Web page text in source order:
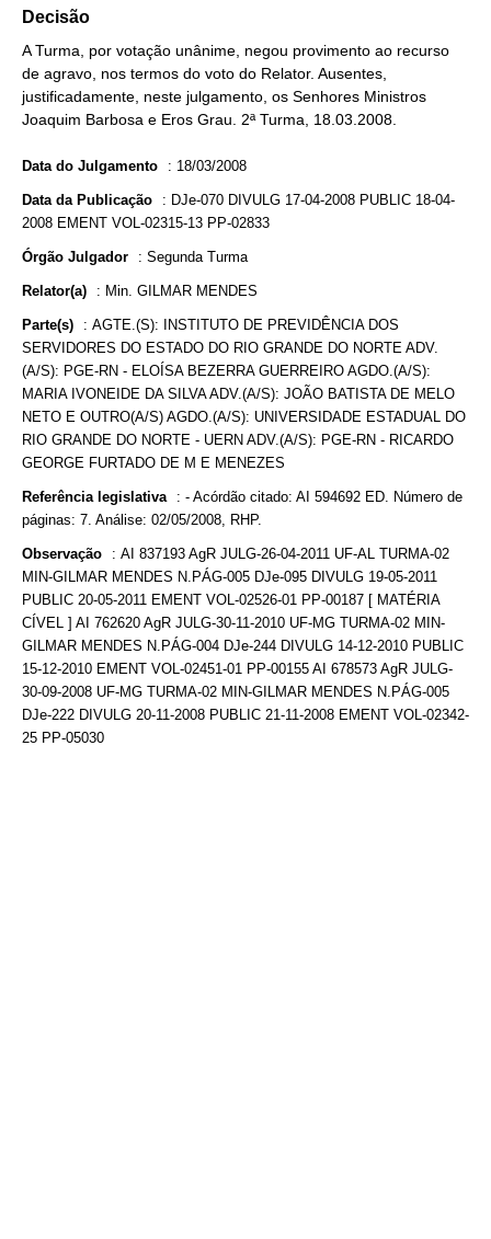
Decisão
A Turma, por votação unânime, negou provimento ao recurso
de agravo, nos termos do voto do Relator. Ausentes,
justificadamente, neste julgamento, os Senhores Ministros
Joaquim Barbosa e Eros Grau. 2ª Turma, 18.03.2008.
Data do Julgamento : 18/03/2008
Data da Publicação : DJe-070 DIVULG 17-04-2008 PUBLIC 18-04-
2008 EMENT VOL-02315-13 PP-02833
Órgão Julgador : Segunda Turma
Relator(a) : Min. GILMAR MENDES
Parte(s) : AGTE.(S): INSTITUTO DE PREVIDÊNCIA DOS
SERVIDORES DO ESTADO DO RIO GRANDE DO NORTE ADV.
(A/S): PGE-RN - ELOÍSA BEZERRA GUERREIRO AGDO.(A/S):
MARIA IVONEIDE DA SILVA ADV.(A/S): JOÃO BATISTA DE MELO
NETO E OUTRO(A/S) AGDO.(A/S): UNIVERSIDADE ESTADUAL DO
RIO GRANDE DO NORTE - UERN ADV.(A/S): PGE-RN - RICARDO
GEORGE FURTADO DE M E MENEZES
Referência legislativa : - Acórdão citado: AI 594692 ED. Número de
páginas: 7. Análise: 02/05/2008, RHP.
Observação : AI 837193 AgR JULG-26-04-2011 UF-AL TURMA-02
MIN-GILMAR MENDES N.PÁG-005 DJe-095 DIVULG 19-05-2011
PUBLIC 20-05-2011 EMENT VOL-02526-01 PP-00187 [ MATÉRIA
CÍVEL ] AI 762620 AgR JULG-30-11-2010 UF-MG TURMA-02 MIN-
GILMAR MENDES N.PÁG-004 DJe-244 DIVULG 14-12-2010 PUBLIC
15-12-2010 EMENT VOL-02451-01 PP-00155 AI 678573 AgR JULG-
30-09-2008 UF-MG TURMA-02 MIN-GILMAR MENDES N.PÁG-005
DJe-222 DIVULG 20-11-2008 PUBLIC 21-11-2008 EMENT VOL-02342-
25 PP-05030